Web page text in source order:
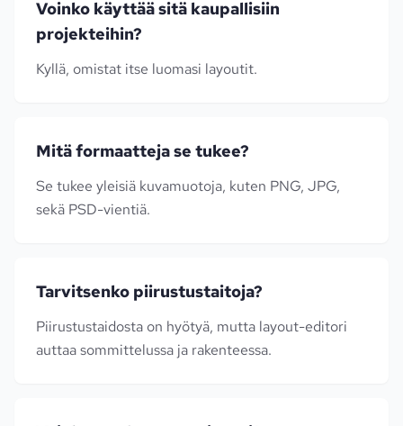
Voinko käyttää sitä kaupallisiin
projekteihin?
Kyllä, omistat itse luomasi layoutit.
Mitä formaatteja se tukee?
Se tukee yleisiä kuvamuotoja, kuten PNG, JPG,
sekä PSD-vientiä.
Tarvitsenko piirustustaitoja?
Piirustustaidosta on hyötyä, mutta layout-editori
auttaa sommittelussa ja rakenteessa.